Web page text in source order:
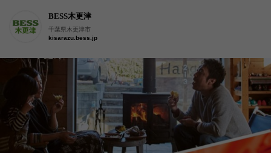
BESS木更津
千葉県木更津市
kisarazu.bess.jp